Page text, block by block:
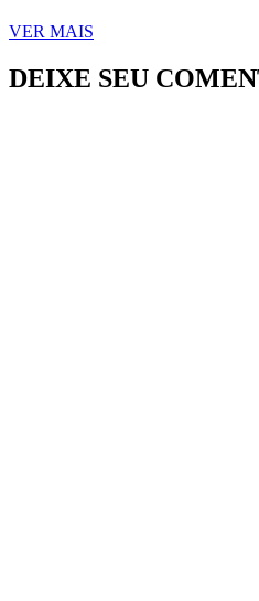
VER MAIS
DEIXE SEU